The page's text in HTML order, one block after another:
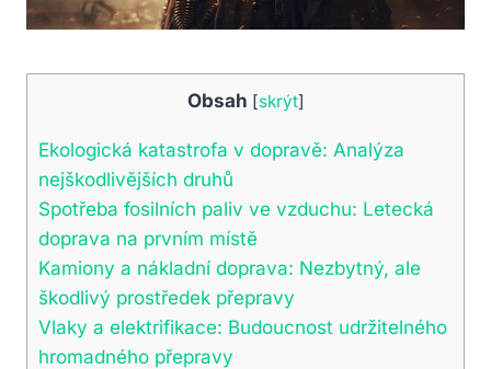
Obsah [skrýt]
Ekologická katastrofa v dopravě: Analýza
nejškodlivějších druhů
Spotřeba fosilních paliv ve vzduchu: Letecká
doprava na prvním místě
Kamiony a nákladní doprava: Nezbytný, ale
škodlivý prostředek přepravy
Vlaky a elektrifikace: Budoucnost udržitelného
hromadného přepravy